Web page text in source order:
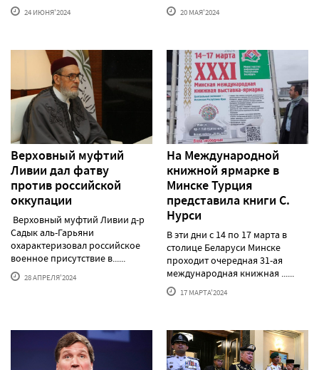
24 ИЮНЯ'2024 20 МАЯ'2024
Верховный муфтий
Ливии дал фатву
против российской
оккупации
Верховный муфтий Ливии д-р
Садык аль-Гарьяни
охарактеризовал российское
военное присутствие в......
28 АПРЕЛЯ'2024
На Международной
книжной ярмарке в
Минске Турция
представила книги С.
Нурси
В эти дни с 14 по 17 марта в
столице Беларуси Минске
проходит очередная 31-ая
международная книжная ......
17 МАРТА'2024